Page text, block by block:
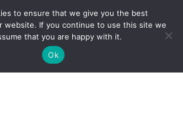
to ensure that we give you the best
website. If you continue to use this site we
that you are happy with it.
Ok